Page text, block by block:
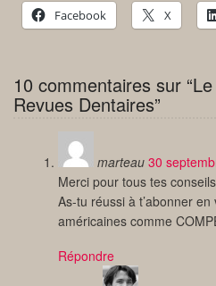
Facebook X
10 commentaires sur
Revues Dentaires”
marteau 30
Merci pour tous tes
As-tu réussi à t’abonner
américaines comme
Répondre